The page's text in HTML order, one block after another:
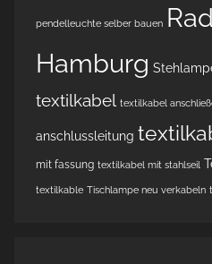
pendelleuchte selber bauen
Hamburg
textilkabel textilkabel
anschlussleitung
mit fassung textilkabel mit stahlseil
textilkable Tischlampe neu verkabeln